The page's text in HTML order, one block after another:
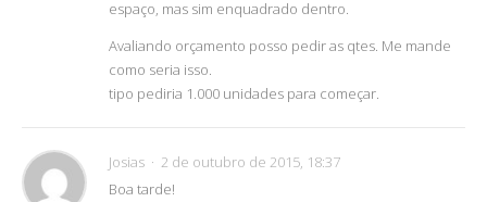
espaço, mas sim enquadrado dentro.
Avaliando orçamento posso pedir as qtes. Me mande
como seria isso.
tipo pediria 1.000 unidades para começar.
Josias
2 de outubro de 2015, 18:37
Boa tarde!